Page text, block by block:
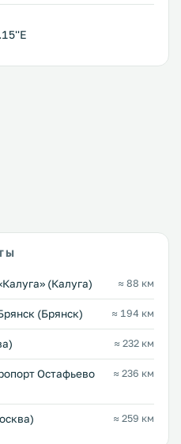
(Калуга) ≈ 88 км
(Брянск) ≈ 194 км
≈ 232 км
Остафьево
≈ 236 км
≈ 259 км